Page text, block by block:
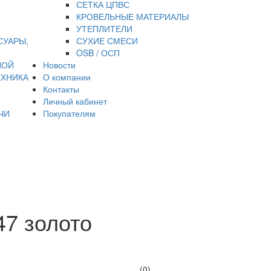
СЕТКА ЦПВС
КРОВЕЛЬНЫЕ МАТЕРИАЛЫ
УТЕПЛИТЕЛИ
СУХИЕ СМЕСИ
OSB / ОСП
Новости
О компании
Контакты
Личный кабинет
Покупателям
золото